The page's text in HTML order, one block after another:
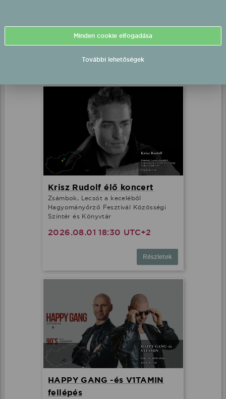
2026.08.01 18:00 UTC+2
Részletek
Krisz Rudolf élő koncert
Zsámbok, Lecsót a keceléből
Hagyományőrző Fesztivál Közösségi
Színtér és Könyvtár
2026.08.01 18:30 UTC+2
Részletek
HAPPY GANG -és V1TAMIN
fellépés
Minden cookie elfogadása
További lehetőségek